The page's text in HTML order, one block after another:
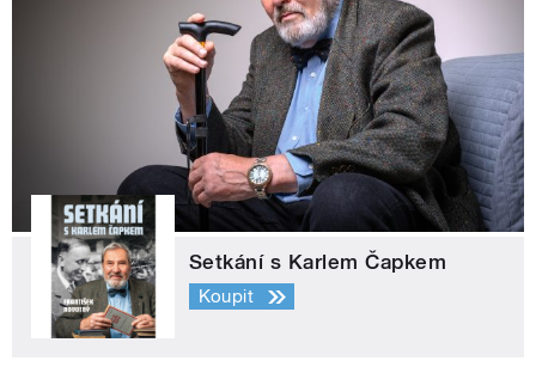
Setkání s Karlem Čapkem
Koupit